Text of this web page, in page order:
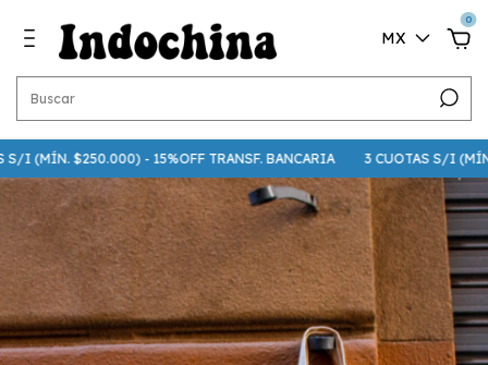
MX
0
$250.000) - 15%OFF TRANSF. BANCARIA 3 CUOTAS S/I (MÍN.